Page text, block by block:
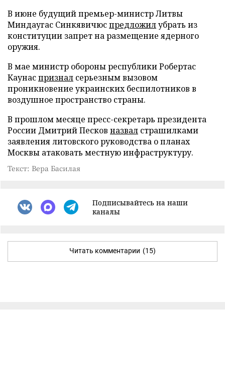
В июне будущий премьер-министр Литвы
Миндаугас Синкявичюспредложилубрать из
конституции запрет на размещение ядерного
оружия.
В мае министр обороны республики Робертас
Каунаспризнал серьезным вызовом
проникновение украинских беспилотников в
воздушное пространство страны.
В прошлом месяце пресс-секретарь президента
России Дмитрий Песков назвал страшилками
заявления литовского руководства о планах
Москвы атаковать местную инфраструктуру.
Текст: Вера Басилая
Подписывайтесь на наши
каналы
Читать комментарии (15)